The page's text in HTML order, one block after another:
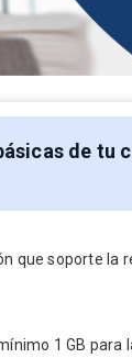
de tu
que soporte la
1 GB para